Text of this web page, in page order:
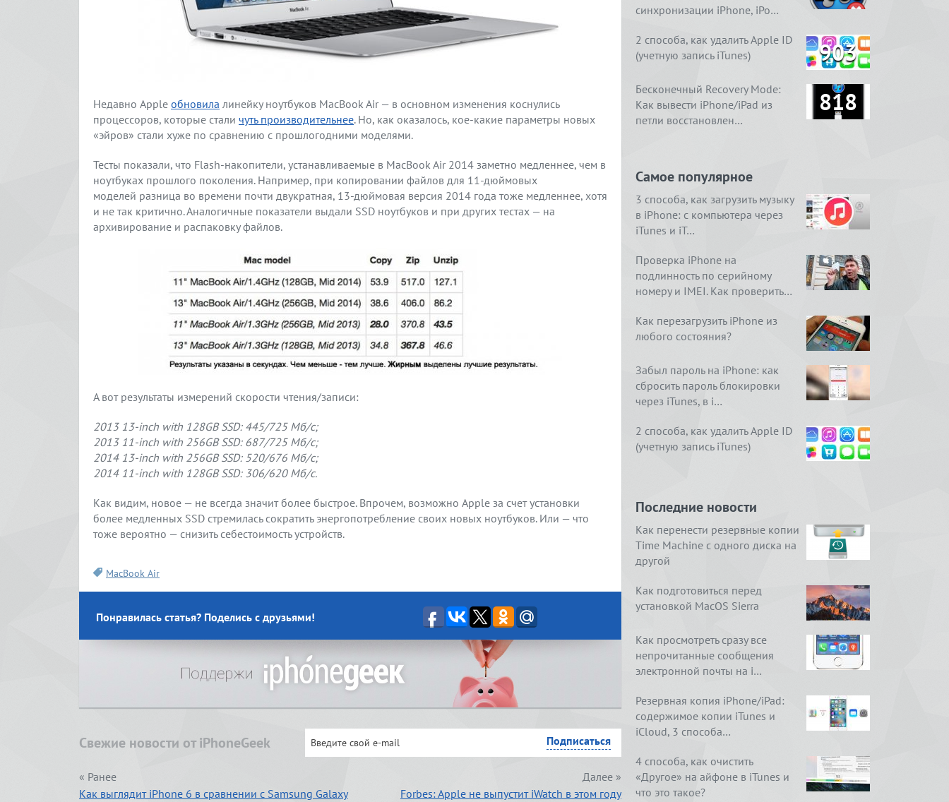
Недавно Apple обновила линейку ноутбуков MacBook Air — в основном изменения коснулись
процессоров, которые стали чуть производительнее. Но, как оказалось, кое-какие параметры новых
«эйров» стали хуже по сравнению с прошлогодними моделями.
Тесты показали, что Flash-накопители, устанавливаемые в MacBook Air 2014 заметно медленнее, чем в
ноутбуках прошлого поколения. Например, при копировании файлов для 11-дюймовых
моделей разница во времени почти двукратная, 13-дюймовая версия 2014 года тоже медленнее, хотя
и не так критично. Аналогичные показатели выдали SSD ноутбуков и при других тестах — на
архивирование и распаковку файлов.
А вот результаты измерений скорости чтения/записи:
2013 13-inch with 128GB SSD: 445/725 Мб/с;
2013 11-inch with 256GB SSD: 687/725 Мб/с;
2014 13-inch with 256GB SSD: 520/676 Мб/с;
2014 11-inch with 128GB SSD: 306/620 Мб/с.
Как видим, новое — не всегда значит более быстрое. Впрочем, возможно Apple за счет установки
более медленных SSD стремилась сократить энергопотребление своих новых ноутбуков. Или — что
тоже вероятно — снизить себестоимость устройств.
MacBook Air
Понравилась статья? Поделись с друзьями!
Свежие новости от iPhoneGeek
« Ранее
Как выглядит iPhone 6 в сравнении с Samsung Galaxy
Далее »
Forbes: Apple не выпустит iWatch в этом году
синхронизации iPhone, iPo…
2 способа, как удалить Apple ID
(учетную запись iTunes)
903
Бесконечный Recovery Mode:
Как вывести iPhone/iPad из
петли восстановлен…
818
Самое популярное
3 способа, как загрузить музыку
в iPhone: с компьютера через
iTunes и iT…
Проверка iPhone на
подлинность по серийному
номеру и IMEI. Как проверить…
Как перезагрузить iPhone из
любого состояния?
Забыл пароль на iPhone: как
сбросить пароль блокировки
через iTunes, в i…
2 способа, как удалить Apple ID
(учетную запись iTunes)
Последние новости
Как перенести резервные копии
Time Machine с одного диска на
другой
Как подготовиться перед
установкой MacOS Sierra
Как просмотреть сразу все
непрочитанные сообщения
электронной почты на i…
Резервная копия iPhone/iPad:
содержимое копии iTunes и
iCloud, 3 способа…
4 способа, как очистить
«Другое» на айфоне в iTunes и
что это такое?